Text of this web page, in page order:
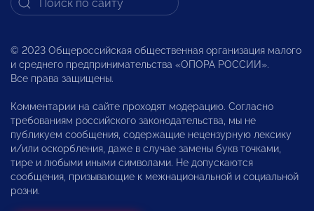
© 2023 Общероссийская общественная организация малого
и среднего предпринимательства «ОПОРА РОССИИ».
Все права защищены.
Комментарии на сайте проходят модерацию. Согласно
требованиям российского законодательства, мы не
публикуем сообщения, содержащие нецензурную лексику
и/или оскорбления, даже в случае замены букв точками,
тире и любыми иными символами. Не допускаются
сообщения, призывающие к межнациональной и социальной
розни.